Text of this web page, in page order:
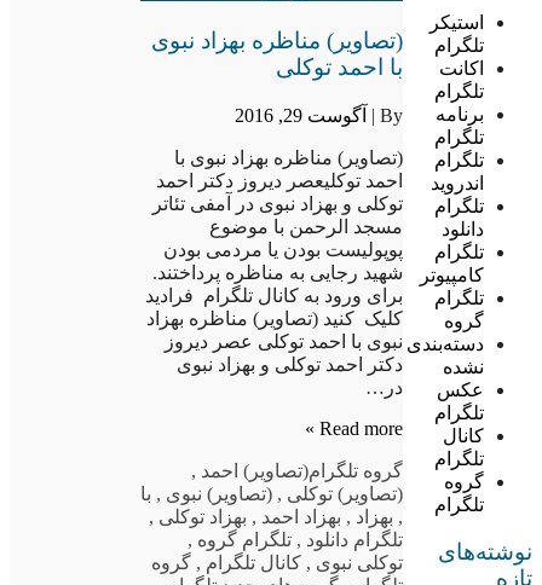
استیکر
تلگرام
اکانت
تلگرام
برنامه
تلگرام
تلگرام
اندروید
تلگرام
دانلود
تلگرام
کامپیوتر
تلگرام
گروه
دسته‌بندی
نشده
عکس
تلگرام
کانال
تلگرام
گروه
تلگرام
نوشته‌های
تازه
(تصاویر) مناظره بهزاد نبوی
با احمد توکلی
By | آگوست 29, 2016
(تصاویر) مناظره بهزاد نبوی با
احمد توکلیعصر دیروز دکتر احمد
توکلی و بهزاد نبوی در آمفی تئاتر
مسجد الرحمن با موضوع
پوپولیست بودن یا مردمی بودن
شهید رجایی به مناظره پرداختند.
برای ورود به کانال تلگرام فرادید
کلیک کنید (تصاویر) مناظره بهزاد
نبوی با احمد توکلی عصر دیروز
دکتر احمد توکلی و بهزاد نبوی
در…
Read more »
گروه تلگرام(تصاویر) احمد ,
(تصاویر) توکلی , (تصاویر) نبوی , با
, بهزاد , بهزاد احمد , بهزاد توکلی ,
تلگرام دانلود , تلگرام گروه ,
توکلی نبوی , کانال تلگرام , گروه